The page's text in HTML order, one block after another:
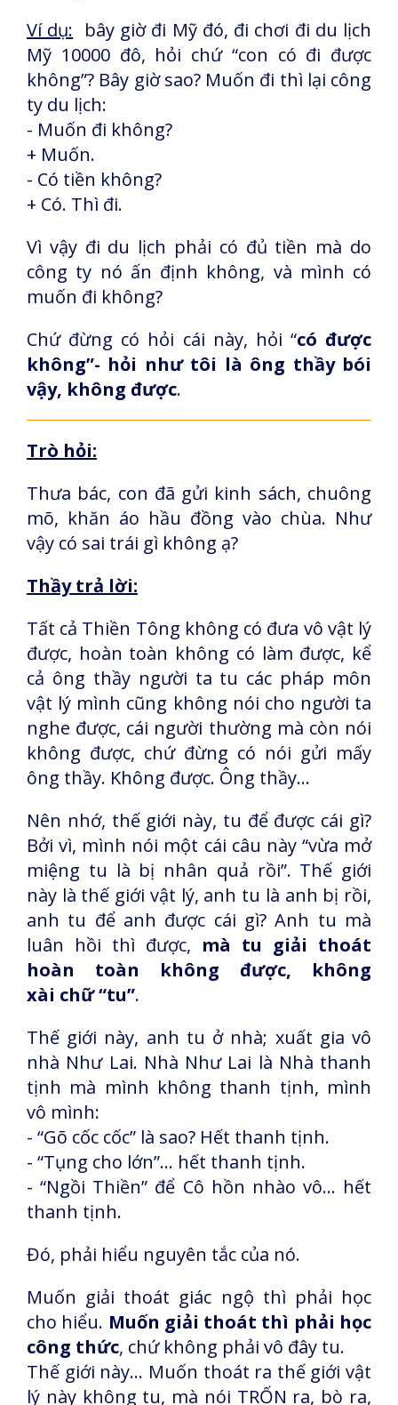
Ví dụ: bây giờ đi Mỹ đó, đi chơi đi du lịch
Mỹ 10000 đô, hỏi chứ “con có đi được
không”? Bây giờ sao? Muốn đi thì lại công
ty du lịch:
- Muốn đi không?
+ Muốn.
- Có tiền không?
+ Có. Thì đi.
Vì vậy đi du lịch phải có đủ tiền mà do
công ty nó ấn định không, và mình có
muốn đi không?
Chứ đừng có hỏi cái này, hỏi “có được
không”- hỏi như tôi là ông thầy bói
vậy, không được.
Trò hỏi:
Thưa bác, con đã gửi kinh sách, chuông
mõ, khăn áo hầu đồng vào chùa. Như
vậy có sai trái gì không ạ?
Thầy trả lời:
Tất cả Thiền Tông không có đưa vô vật lý
được, hoàn toàn không có làm được, kể
cả ông thầy người ta tu các pháp môn
vật lý mình cũng không nói cho người ta
nghe được, cái người thường mà còn nói
không được, chứ đừng có nói gửi mấy
ông thầy. Không được. Ông thầy...
Nên nhớ, thế giới này, tu để được cái gì?
Bởi vì, mình nói một cái câu này “vừa mở
miệng tu là bị nhân quả rồi”. Thế giới
này là thế giới vật lý, anh tu là anh bị rồi,
anh tu để anh được cái gì? Anh tu mà
luân hồi thì được, mà tu giải thoát
hoàn toàn không được, không
xài chữ “tu”.
Thế giới này, anh tu ở nhà; xuất gia vô
nhà Như Lai. Nhà Như Lai là Nhà thanh
tịnh mà mình không thanh tịnh, mình
vô mình:
- “Gõ cốc cốc” là sao? Hết thanh tịnh.
- “Tụng cho lớn”... hết thanh tịnh.
- “Ngồi Thiền” để Cô hồn nhào vô... hết
thanh tịnh.
Đó, phải hiểu nguyên tắc của nó.
Muốn giải thoát giác ngộ thì phải học
cho hiểu. Muốn giải thoát thì phải học
công thức, chứ không phải vô đây tu.
Thế giới này... Muốn thoát ra thế giới vật
lý này không tu, mà nói TRỐN ra, bò ra,